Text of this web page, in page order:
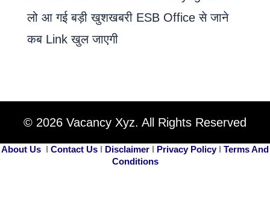
लो आ गई बड़ी खुशखबरी ESB Office से जाने
कब Link खुल जाएगी
© 2026 Vacancy Xyz. All Rights Reserved
About Us I Contact Us I Disclaimer I Privacy PolicyI Terms And
Conditions